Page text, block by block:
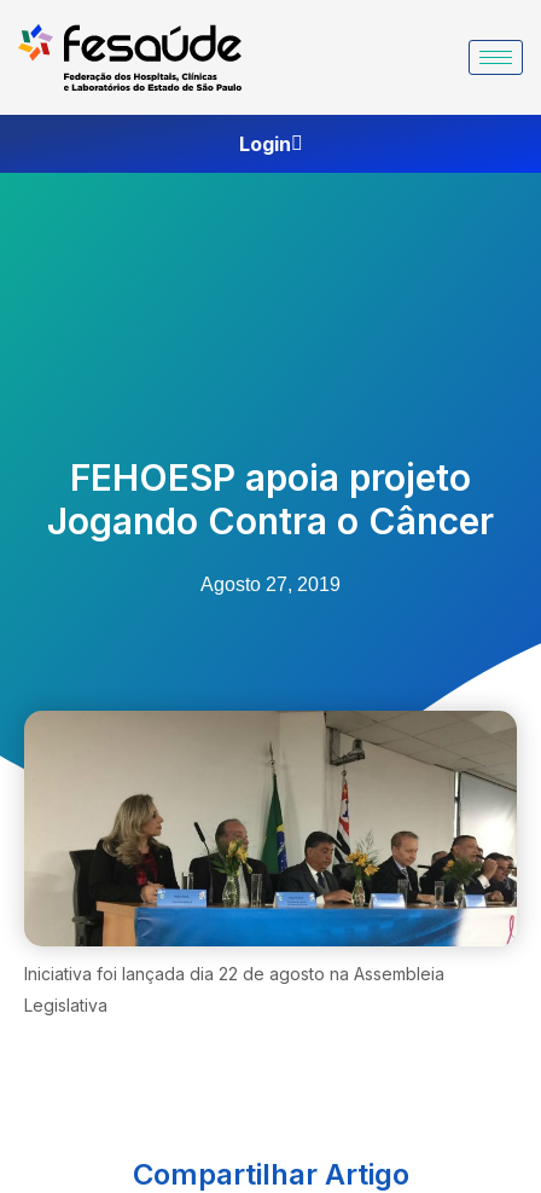
para
Login
FEHOESP apoia projeto
Jogando Contra o Câncer
Agosto 27, 2019
Iniciativa foi lançada dia 22 de agosto na Assembleia
Legislativa
Compartilhar Artigo